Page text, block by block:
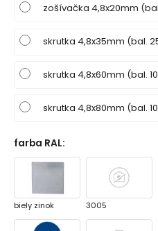
zošívačka 4,8x20mm
skrutka 4,8x35mm (bal.
skrutka 4,8x60mm (bal.
skrutka 4,8x80mm (bal.
farba RAL:
biely zinok 3005